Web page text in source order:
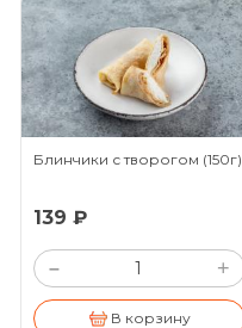
Блинчики с творогом (150г)
139 ₽
– +
В корзину